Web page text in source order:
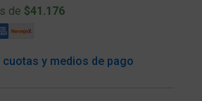
de $41.176
y medios de pago